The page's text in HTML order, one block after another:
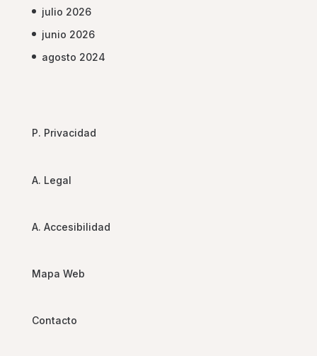
julio 2026
junio 2026
agosto 2024
P. Privacidad
A. Legal
A. Accesibilidad
Mapa Web
Contacto